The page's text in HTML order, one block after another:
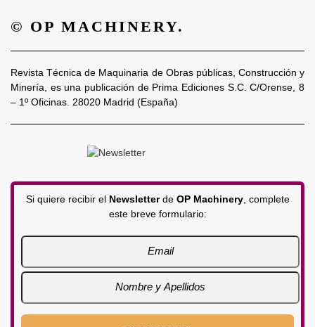
© OP MACHINERY.
Revista Técnica de Maquinaria de Obras públicas, Construcción y
Minería, es una publicación de Prima Ediciones S.C. C/Orense, 8
– 1º Oficinas. 28020 Madrid (España)
Si quiere recibir el Newsletterde OP Machinery, complete
este breve formulario: